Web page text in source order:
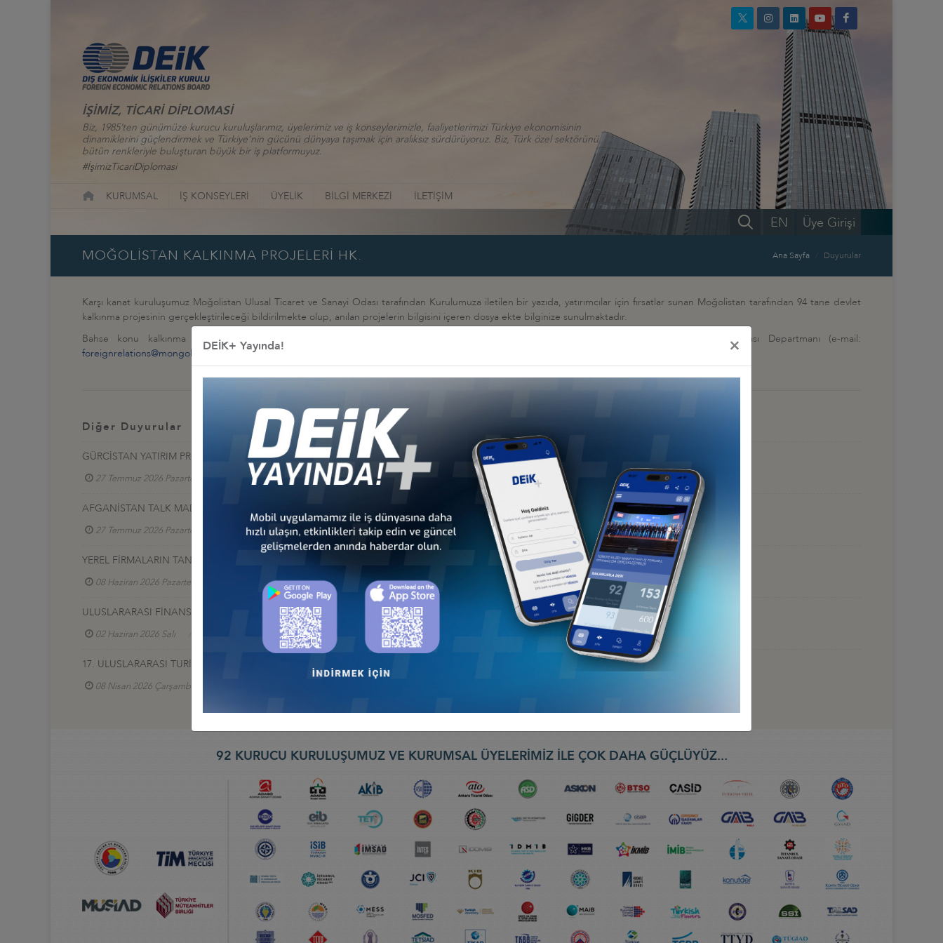
İŞİMİZ, TİCARİ DİPLOMASİ
Biz, 1985’ten günümüze kurucu kuruluşlarımız, üyelerimiz ve iş konseylerimizle, faaliyetlerimizi Türkiye ekonomisinin
dinamiklerini güçlendirmek ve Türkiye’nin gücünü dünyaya taşımak için aralıksız sürdürüyoruz. Biz, Türk özel sektörünü
bütün renkleriyle buluşturan büyük bir iş platformuyuz.
#İşimizTicariDiplomasi
KURUMSAL İŞ KONSEYLERİ ÜYELİK BİLGİ MERKEZİ İLETİŞİM
Üye Girişi
EN
MOĞOLİSTAN KALKINMA PROJELERİ HK. Ana Sayfa Duyurular
Karşı kanat kuruluşumuz Moğolistan Ulusal Ticaret ve Sanayi Odası tarafından Kurulumuza iletilen bir yazıda, yatırımcılar için fırsatlar sunan Moğolistan tarafından 94 tane devlet
kalkınma projesinin gerçekleştirileceği bildirilmekte olup, anılan projelerin bilgisini içeren dosya ekte bilginize sunulmaktadır.
Bahse konu kalkınma projeleri hakkında detaylı bilgi almak isteyen üyelerimizin, Moğolistan Ulusal Ticaret ve Sanayi Odası, Uluslararası Departmanı (e-mail:
foreignrelations@mongolchamber.mn,tel.:+976-77277070,+976-11-327176) ile irtibata geçmesi önemle rica olunur.
Diğer Duyurular
GÜRCİSTAN YATIRIM PROJELERİ HK.
27 Temmuz 2026 Pazartesi Türkiye - Gürcistan İş Konseyi
AFGANİSTAN TALK MADEN SAHASI GELİŞTİRME İHALESİ HK
27 Temmuz 2026 Pazartesi Türkiye - Afganistan İş Konseyi
YEREL FİRMALARIN TANITIM SERGİSİ, 17-20 HAZİRAN 2026, BAKÜ
08 Haziran 2026 Pazartesi Türkiye - Azerbaycan İş Konseyi
ULUSLARARASI FİNANS VE BANKACILIK ZİRVESİ 2026: TÜRK DEVLETLERİNİN KÜRESELFİNANSAL ENTEGRASYONU, 9-10 HAZİRAN 2026, BAKÜ
02 Haziran 2026 Salı Türkiye - Azerbaycan İş Konseyi
17. ULUSLARARASI TURİZM VE OTEL EKİPMANLARI (EBIT 2026) FUARI, 30 NİSAN-2 MAYIS 2026, BATUM
08 Nisan 2026 Çarşamba
92 KURUCU KURULUŞUMUZ VE KURUMSAL ÜYELERİMİZ İLE ÇOK DAHA GÜÇLÜYÜZ...
DEİK+ Yayında! ×